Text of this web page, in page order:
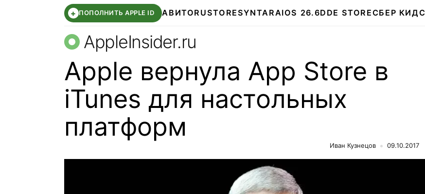
+ ПОПОЛНИТЬ APPLE ID АВИТОRUSTORESYNTARAIOS 26.6DDE STORE СБЕР КИДС
AppleInsider.ru
Apple вернула App Store в
iTunes для настольных
платформ
Иван Кузнецов 09.10.2017